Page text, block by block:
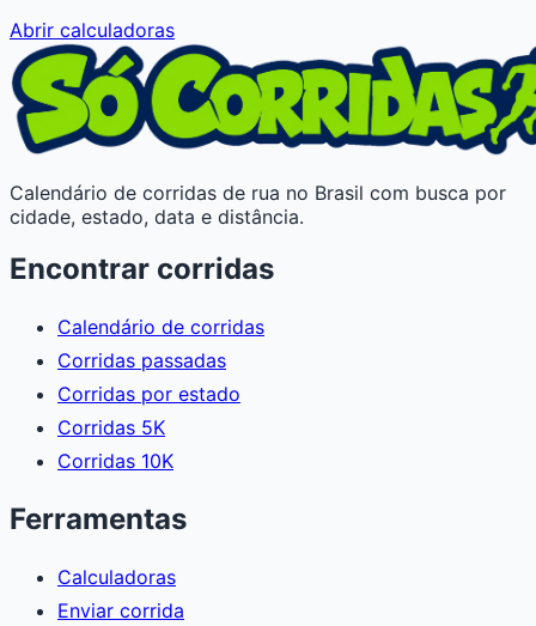
Abrir calculadoras
Calendário de corridas de rua no Brasil com busca por
cidade, estado, data e distância.
Encontrar corridas
Calendário de corridas
Corridas passadas
Corridas por estado
Corridas 5K
Corridas 10K
Ferramentas
Calculadoras
Enviar corrida